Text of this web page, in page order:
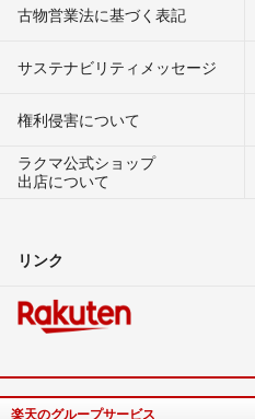
古物営業法に基づく表記
サステナビリティメッセージ
権利侵害について
ラクマ公式ショップ
出店について
リンク
楽天のグループサービス